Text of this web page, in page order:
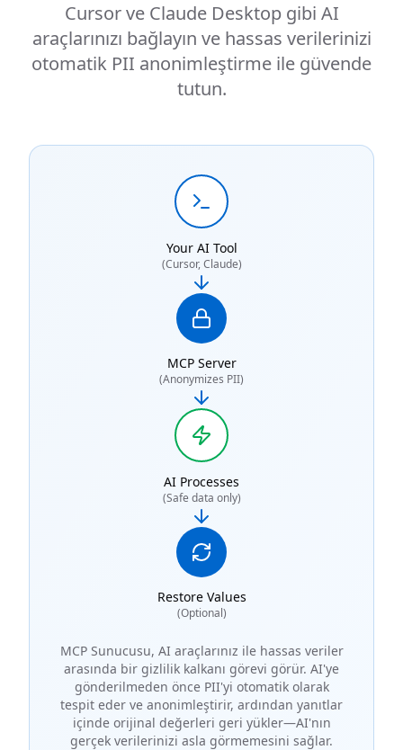
Cursor ve Claude Desktop gibi AI
araçlarınızı bağlayın ve hassas verilerinizi
otomatik PII anonimleştirme ile güvende
tutun.
Your AI Tool
(Cursor, Claude)
MCP Server
(Anonymizes PII)
AI Processes
(Safe data only)
Restore Values
(Optional)
MCP Sunucusu, AI araçlarınız ile hassas veriler
arasında bir gizlilik kalkanı görevi görür. AI'ye
gönderilmeden önce PII'yi otomatik olarak
tespit eder ve anonimleştirir, ardından yanıtlar
içinde orijinal değerleri geri yükler—AI'nın
gerçek verilerinizi asla görmemesini sağlar.